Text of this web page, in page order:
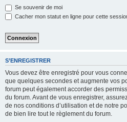
Se souvenir de moi
Cacher mon statut en ligne pour cette
S’ENREGISTRER
Vous devez être enregistré pour vous
que quelques secondes et augmente vos
forum peut également accorder des
du forum. Avant de vous enregistrer,
de nos conditions d’utilisation et de notre
de bien lire tout le règlement du forum.